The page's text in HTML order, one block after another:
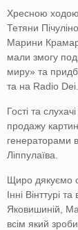
Хресною ходою
Тетяни
Марини
мали змогу
миру» та
та на Radio Dei.
Гості та
продажу
генераторами
Ліппулаїва.
Щиро дякуємо
Інні Вінттурі
Яковишиній,
всім який